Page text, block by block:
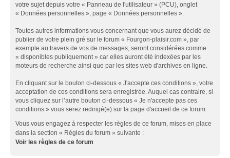
votre sujet depuis votre « Panneau de l'utilisateur » (PCU), onglet
« Données personnelles », page « Données personnelles ».
Toutes autres informations vous concernant que vous aurez décidé de
publier de votre plein gré sur le forum « Fourgon-plaisir.com », par
exemple au travers de vos de messages, seront considérées comme
« disponibles publiquement » car elles auront été indexées par les
moteurs de recherche ainsi que par les sites web d'archives en ligne.
En cliquant sur le bouton ci-dessous « J'accepte ces conditions », votre
acceptation de ces conditions sera enregistrée. Auquel cas contraire, si
vous cliquez sur l’autre bouton ci-dessous « Je n'accepte pas ces
conditions » vous serez redirigé(e) sur la page d'accueil de ce forum.
Vous vous engagez à respecter les règles de ce forum, mises en place
dans la section « Règles du forum » suivante :
Voir les règles de ce forum